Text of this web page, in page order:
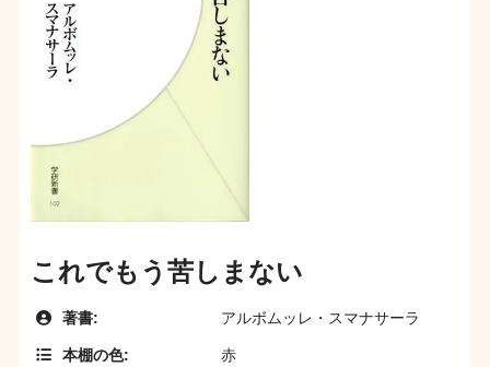
これでもう苦しまない
著書: アルボムッレ・スマナサーラ
本棚の色: 赤